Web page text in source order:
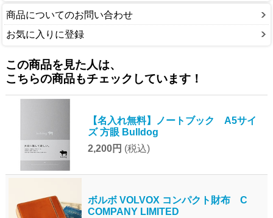
商品についてのお問い合わせ
お気に入りに登録
この商品を見た人は、
こちらの商品もチェックしています！
【名入れ無料】ノートブック A5サイ
ズ 方眼 Bulldog
2,200円 (税込)
ボルボ VOLVOX コンパクト財布 C
COMPANY LIMITED